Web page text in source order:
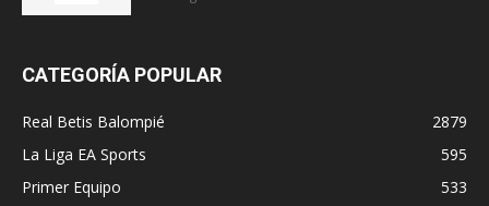
CATEGORÍA POPULAR
Real Betis Balompié
2879
La Liga EA Sports
595
Primer Equipo
533